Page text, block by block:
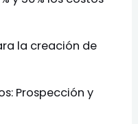
la creación de
Prospección y